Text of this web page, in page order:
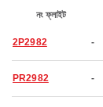
নং ফ্লাইট
2P2982 -
PR2982 -